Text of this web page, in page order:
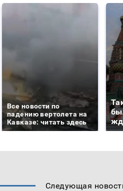
Все новости по
падению вертолета на
Кавказе: читать здесь
Следующая